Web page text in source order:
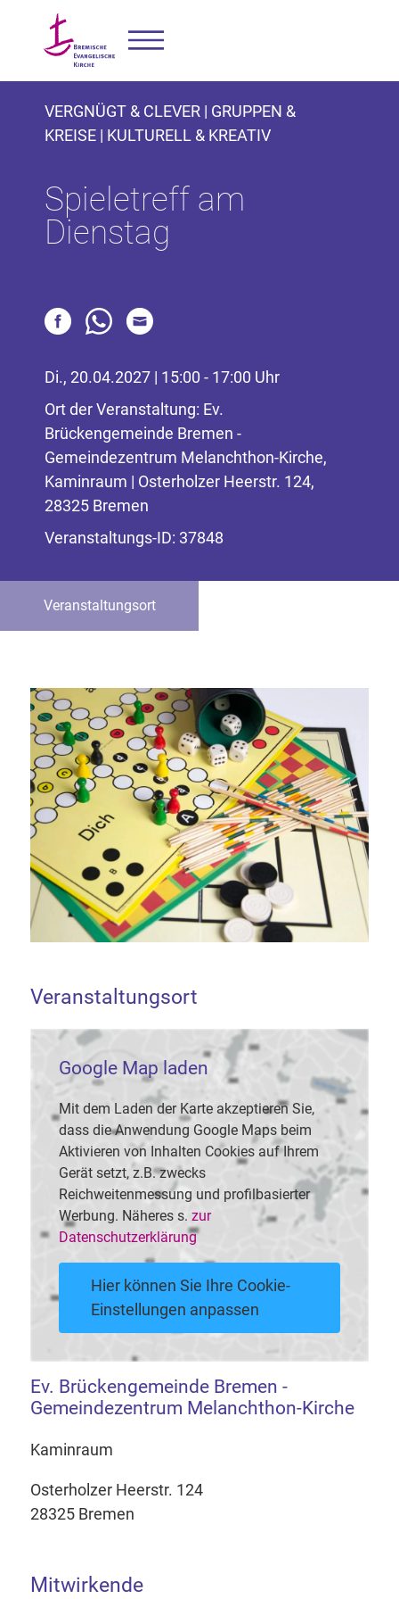
VERGNÜGT & CLEVER | GRUPPEN &
KREISE | KULTURELL & KREATIV
Spieletreff am
Dienstag
Di., 20.04.2027 | 15:00 - 17:00 Uhr
Ort der Veranstaltung: Ev.
Brückengemeinde Bremen -
Gemeindezentrum Melanchthon-Kirche,
Kaminraum | Osterholzer Heerstr. 124,
28325 Bremen
Veranstaltungs-ID: 37848
Veranstaltungsort
Veranstaltungsort
Google Map laden
Mit dem Laden der Karte akzeptieren Sie,
dass die Anwendung Google Maps beim
Aktivieren von Inhalten Cookies auf Ihrem
Gerät setzt, z.B. zwecks
Reichweitenmessung und profilbasierter
Werbung. Näheres s. zur
Datenschutzerklärung
Hier können Sie Ihre Cookie-
Einstellungen anpassen
Ev. Brückengemeinde Bremen -
Gemeindezentrum Melanchthon-Kirche
Kaminraum
Osterholzer Heerstr. 124
28325 Bremen
Mitwirkende